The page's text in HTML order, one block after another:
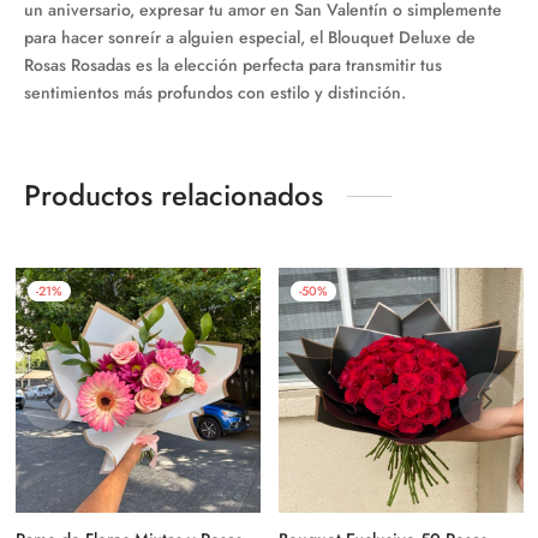
un aniversario, expresar tu amor en San Valentín o simplemente
para hacer sonreír a alguien especial, el Blouquet Deluxe de
Rosas Rosadas es la elección perfecta para transmitir tus
sentimientos más profundos con estilo y distinción.
Productos relacionados
-21% -50%